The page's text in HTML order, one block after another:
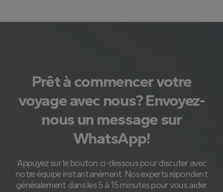
Prêt à commencer votre
voyage avec nous? Envoyez-
nous un message sur
WhatsApp!
Appuyez sur le bouton ci-dessous pour discuter avec
notre équipe instantanément. Nos experts répondent
généralement dans les 5 à 15 minutes pour vous aider.